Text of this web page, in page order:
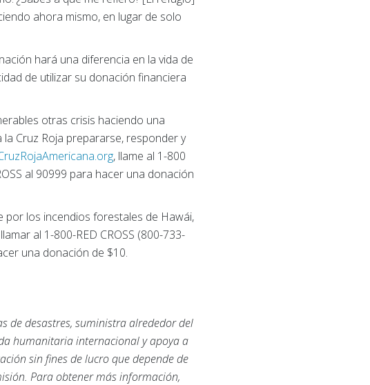
ahora mismo, en lugar de solo
hará una diferencia en la vida de
de utilizar su donación financiera
otras crisis haciendo una
Cruz Roja prepararse, responder y
, llame al 1-800
al 90999 para hacer una donación
por los incendios forestales de Hawái,
al 1-800-RED CROSS (800-733-
una donación de $10.
de desastres, suministra alrededor del
humanitaria internacional y apoya a
sin fines de lucro que depende de
Para obtener más información,